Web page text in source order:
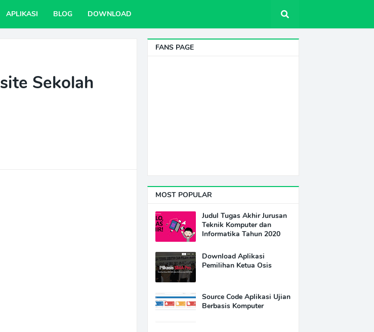
APLIKASI BLOG DOWNLOAD
Sekolah
FANS PAGE
MOST POPULAR
Judul Tugas Akhir Jurusan
Teknik Komputer dan
Informatika Tahun 2020
Download Aplikasi
Pemilihan Ketua Osis
Source Code Aplikasi Ujian
Berbasis Komputer